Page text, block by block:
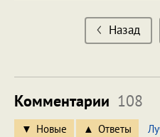
Назад
Комментарии 108
Новые Ответы